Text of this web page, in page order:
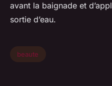
avant la baignade et
sortie d’eau.
beaute